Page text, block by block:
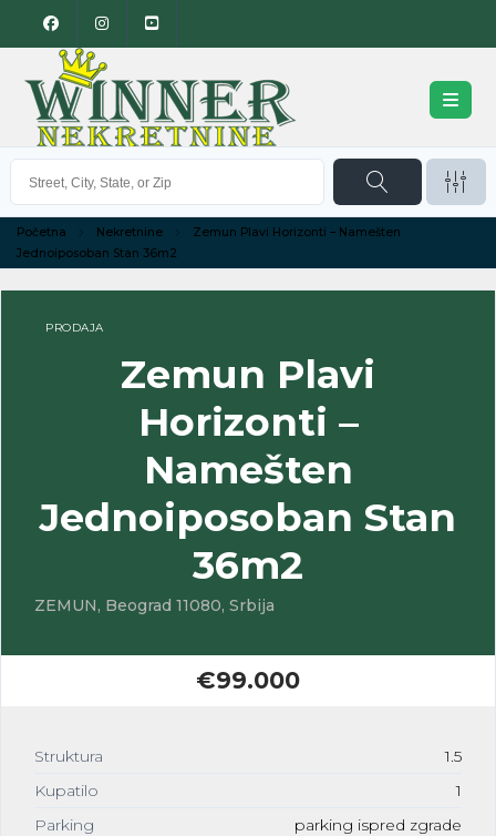
Početna Nekretnine
Zemun Plavi Horizonti – Namešten
Jednoiposoban Stan 36m2
PRODAJA
Zemun Plavi
Horizonti –
Namešten
Jednoiposoban Stan
36m2
ZEMUN, Beograd 11080, Srbija
€99.000
Struktura
1.5
Kupatilo
1
Parking
parking ispred zgrade